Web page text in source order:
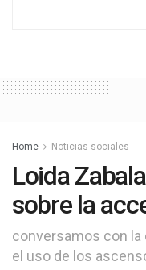
Home Noticias sociales
Loida
sobre la
conversamos con
el uso de los